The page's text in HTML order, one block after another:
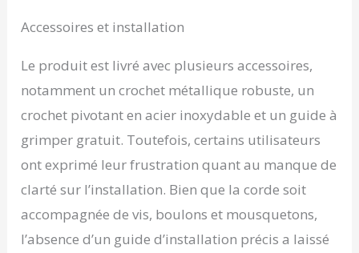
les graisses et
sensiblement votre
torse supérieur.
UTILISATION
POLYVALENTE ET
FACILE À INSTALLER -
mousquetons et un
crochet en acier rotatif
pour pouvoir accrocher
facilement votre corde
sur n'importe quelle
Accessoires et installation
Le produit est livré avec plusieurs accessoires,
notamment un crochet métallique robuste, un
crochet pivotant en acier inoxydable et un guide à
grimper gratuit. Toutefois, certains utilisateurs
ont exprimé leur frustration quant au manque de
clarté sur l’installation. Bien que la corde soit
accompagnée de vis, boulons et mousquetons,
l’absence d’un guide d’installation précis a laissé